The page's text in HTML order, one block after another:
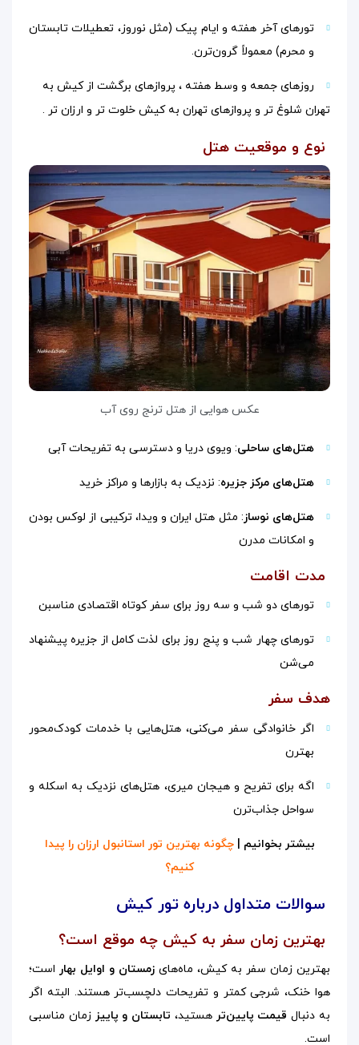
تورهای آخر هفته و ایام پیک (مثل نوروز، تعطیلات تابستان
و محرم) معمولاً گرون‌ترن.
روزهای جمعه و وسط هفته ، پروازهای برگشت از کیش به
تهران شلوغ تر و پروازهای تهران به کیش خلوت تر و ارزان تر .
نوع و موقعیت هتل
عکس هوایی از هتل ترنج روی آب
هتل‌های ساحلی: ویوی دریا و دسترسی به تفریحات آبی
هتل‌های مرکز جزیره: نزدیک به بازارها و مراکز خرید
هتل‌های نوساز: مثل هتل ایران و ویدا، ترکیبی از لوکس بودن
و امکانات مدرن
مدت اقامت
تورهای دو شب و سه روز برای سفر کوتاه اقتصادی مناسبن
تورهای چهار شب و پنج روز برای لذت کامل از جزیره پیشنهاد
می‌شن
هدف سفر
اگر خانوادگی سفر می‌کنی، هتل‌هایی با خدمات کودک‌محور
بهترن
اگه برای تفریح و هیجان میری، هتل‌های نزدیک به اسکله و
سواحل جذاب‌ترن
بیشتر بخوانیم |چگونه بهترین تور استانبول ارزان را پیدا
کنیم؟
سوالات متداول درباره تور کیش
بهترین زمان سفر به کیش چه موقع است؟
بهترین زمان سفر به کیش، ماه‌های زمستان و اوایل بهار است؛
هوا خنک، شرجی کمتر و تفریحات دلچسب‌تر هستند. البته اگر
به دنبال قیمت پایین‌تر هستید، تابستان و پاییز زمان مناسبی
است.